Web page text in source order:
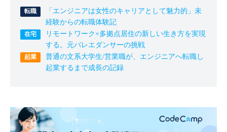
「エンジニアは女性のキャリアとして魅力的」未
経験からの転職体験記
リモートワーク×多拠点居住の新しい生き方を実現
する。元バレエダンサーの挑戦
普通の文系大学生/営業職が、エンジニアへ転職し
起業するまで成長の記録